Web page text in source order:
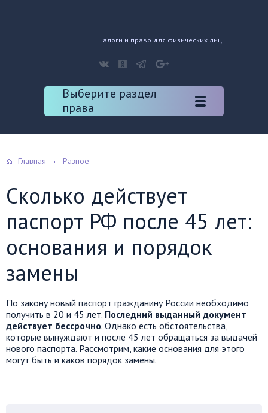
Налоги и право для физических лиц
Выберите раздел
права
Главная Разное
Сколько действует
паспорт РФ после 45 лет:
основания и порядок
замены
По закону новый паспорт гражданину России необходимо
получить в 20 и 45 лет. Последний выданный документ
действует бессрочно. Однако есть обстоятельства,
которые вынуждают и после 45 лет обращаться за выдачей
нового паспорта. Рассмотрим, какие основания для этого
могут быть и каков порядок замены.